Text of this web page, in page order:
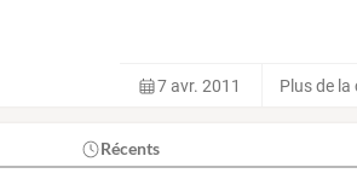
7 avr. 2011 Plus de
Récents